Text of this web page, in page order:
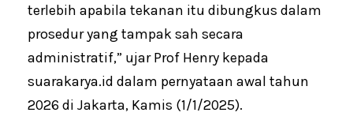
terlebih apabila tekanan itu dibungkus dalam
prosedur yang tampak sah secara
administratif,” ujar Prof Henry kepada
suarakarya.id dalam pernyataan awal tahun
2026 di Jakarta, Kamis (1/1/2025).